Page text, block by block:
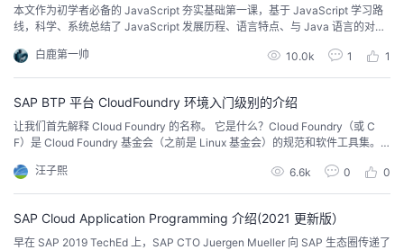
本文作为初学者必备的 JavaScript 夯实基础第一课，基于 JavaScript 学习路
线，科学、系统总结了 JavaScript 发展历程、语言特点、与 Java 语言的对
初学者、有一定开发经验的开发者均有基础提升的作用。
白鹿第一帅 10.0k 1 1
SAP BTP 平台 CloudFoundry 环境入门级别的介绍
让我们首先解释 Cloud Foundry 的名称。 它是什么？Cloud Foundry（或 C
F）是 Cloud Foundry 基金会（之前是 Linux 基金会）的规范和软件工具集。
统。SAP 通过为其创建专用环境作为简单易用的平台即服务 (PaaS)，在 SAP B
TP 上实施了 Cloud Foundry...
汪子熙 6.6k 0 0
SAP Cloud Application Programming 介绍(2021 更新版）
早在 SAP 2019 TechEd 上，SAP CTO Juergen Mueller 向 SAP 生态圈传递了